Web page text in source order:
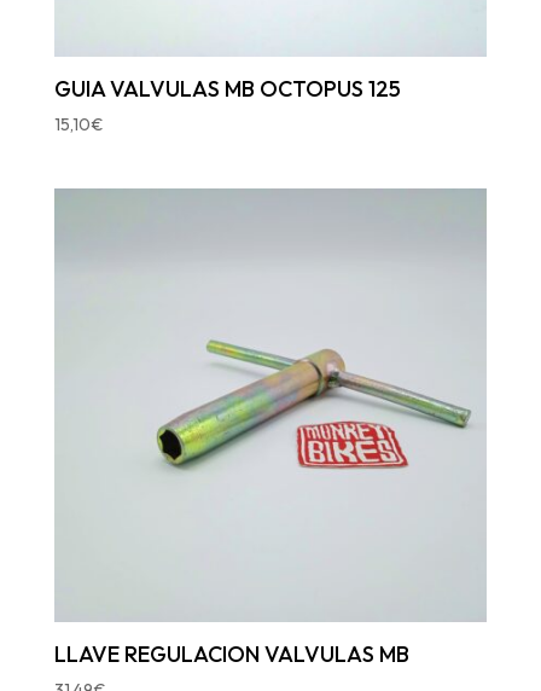
GUIA VALVULAS MB OCTOPUS 125
15,10€
LLAVE REGULACION VALVULAS MB